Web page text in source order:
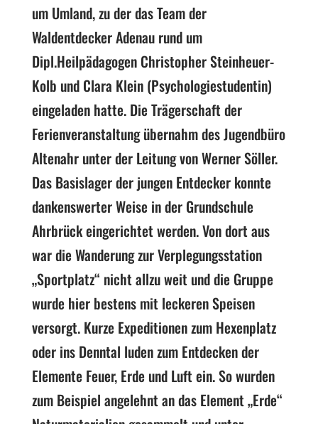
um Umland, zu der das Team der
Waldentdecker Adenau rund um
Dipl.Heilpädagogen Christopher Steinheuer-
Kolb und Clara Klein (Psychologiestudentin)
eingeladen hatte. Die Trägerschaft der
Ferienveranstaltung übernahm des Jugendbüro
Altenahr unter der Leitung von Werner Söller.
Das Basislager der jungen Entdecker konnte
dankenswerter Weise in der Grundschule
Ahrbrück eingerichtet werden. Von dort aus
war die Wanderung zur Verplegungsstation
„Sportplatz“ nicht allzu weit und die Gruppe
wurde hier bestens mit leckeren Speisen
versorgt. Kurze Expeditionen zum Hexenplatz
oder ins Denntal luden zum Entdecken der
Elemente Feuer, Erde und Luft ein. So wurden
zum Beispiel angelehnt an das Element „Erde“